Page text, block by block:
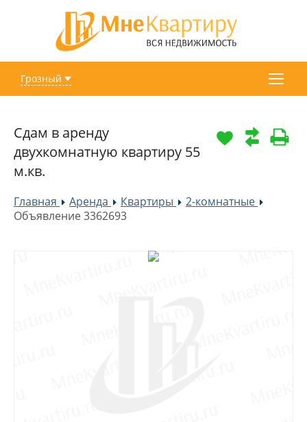
Грозный
Сдам в аренду
двухкомнатную квартиру 55
м.кв.
Главная »
Аренда »Квартиры »
2-комнатные
Объявление 3362693